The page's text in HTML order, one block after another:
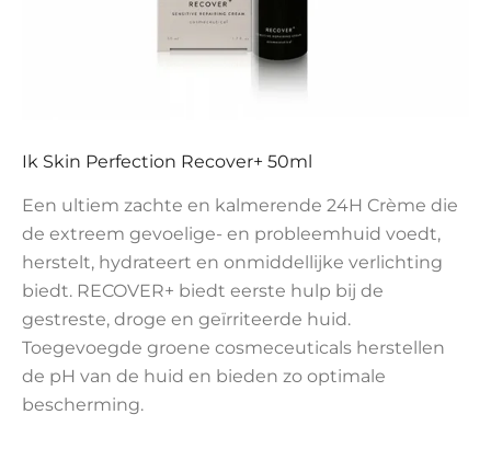
Ik Skin Perfection Recover+ 50ml
Een ultiem zachte en kalmerende 24H Crème die
de extreem gevoelige- en probleemhuid voedt,
herstelt, hydrateert en onmiddellijke verlichting
biedt. RECOVER+ biedt eerste hulp bij de
gestreste, droge en geïrriteerde huid.
Toegevoegde groene cosmeceuticals herstellen
de pH van de huid en bieden zo optimale
bescherming.